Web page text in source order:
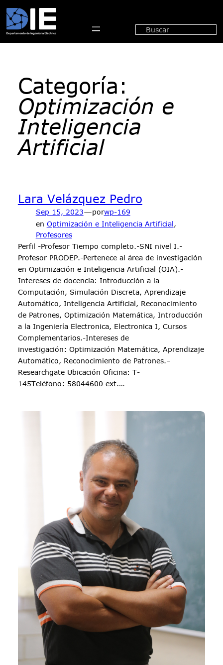
Saltar
contenido
Buscar
Categoría:
Optimización e
Inteligencia
Artificial
Lara Velázquez Pedro
Sep 15, 2023—porwp-169
en Optimización e Inteligencia Artificial
Profesores
Perfil -Profesor Tiempo completo.-SNI nivel I.-
Profesor PRODEP.-Pertenece al área de investigación
en Optimización e Inteligencia Artificial (OIA).-
Intereses de docencia: Introducción a la
Computación, Simulación Discreta, Aprendizaje
Automático, Inteligencia Artificial, Reconocimiento
de Patrones, Optimización Matemática, Introducción
a la Ingeniería Electronica, Electronica I, Cursos
Complementarios.-Intereses de
investigación: Optimización Matemática, Aprendizaje
Automático, Reconocimiento de Patrones.–
Researchgate Ubicación Oficina: T-
145Teléfono: 58044600 ext.…